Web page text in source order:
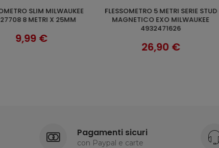
AL CARRELLO
8 METRI X 25MM
9,99 €
SCOPRI
FLESSOMETRO 5 METRI SERIE STUD
MAGNETICO EXO MILWAUKEE
4932471626
26,90 €
Pagamenti sicuri
con Paypal e carte